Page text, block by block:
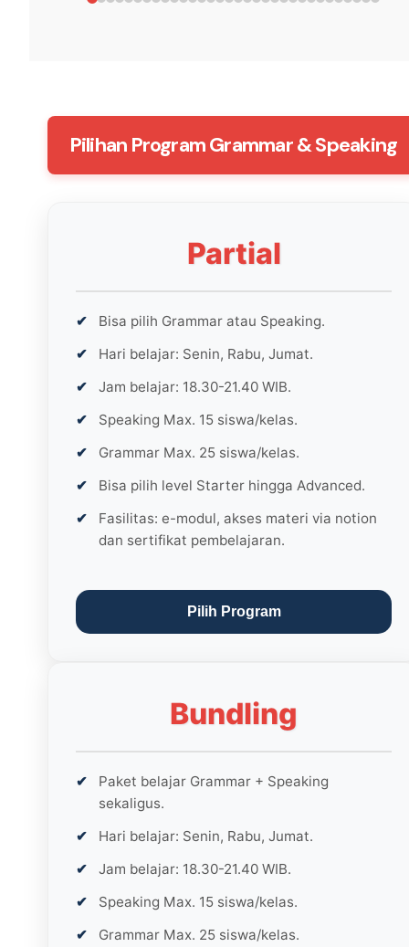
Pilihan Program Grammar & Speaking
Partial
Bisa pilih Grammar atau Speaking.
Hari belajar: Senin, Rabu, Jumat.
Jam belajar: 18.30-21.40 WIB.
Speaking Max. 15 siswa/kelas.
Grammar Max. 25 siswa/kelas.
Bisa pilih level Starter hingga Advanced.
Fasilitas: e-modul, akses materi via notion
dan sertifikat pembelajaran.
Pilih Program
Bundling
Paket belajar Grammar + Speaking
sekaligus.
Hari belajar: Senin, Rabu, Jumat.
Jam belajar: 18.30-21.40 WIB.
Speaking Max. 15 siswa/kelas.
Grammar Max. 25 siswa/kelas.